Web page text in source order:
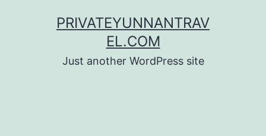
PRIVATEYUNNANTRAV
EL.COM
Just another WordPress site